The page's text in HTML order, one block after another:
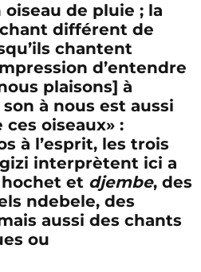
de pluie ; la
différent de
chantent
d’entendre
plaisons] à
à nous est aussi
oiseaux» :
à l’esprit, les trois
interprètent ici a
hochet et djembe, des
ndebele, des
aussi des chants
ou